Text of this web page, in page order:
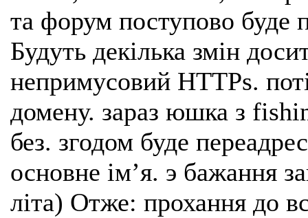
та форум поступово буде
Будуть декілька змін
непримусовий HTTPs.
домену. зараз юшка з
без. згодом буде
основне імʼя. э бажання
літа) Отже: прохання до